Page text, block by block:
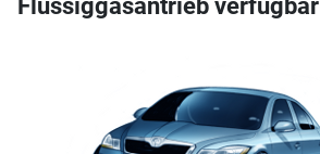
Flüssiggasantrieb verfügbar